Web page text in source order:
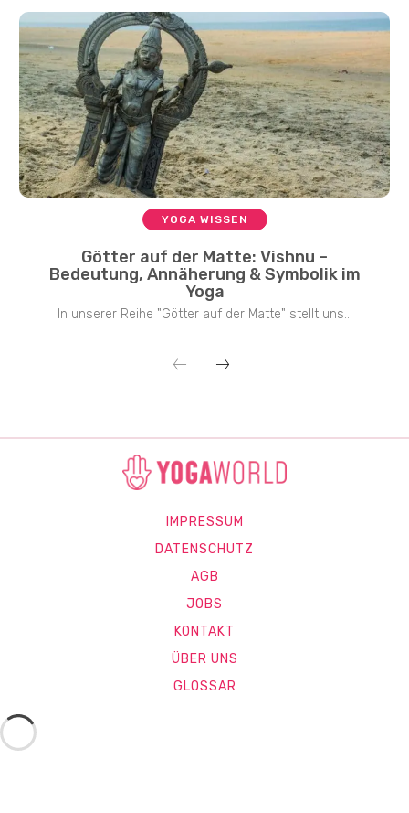
YOGA WISSEN
Götter auf der Matte: Vishnu –
Bedeutung, Annäherung & Symbolik im
Yoga
In unserer Reihe "Götter auf der Matte" stellt uns...
IMPRESSUM
DATENSCHUTZ
AGB
JOBS
KONTAKT
ÜBER UNS
GLOSSAR